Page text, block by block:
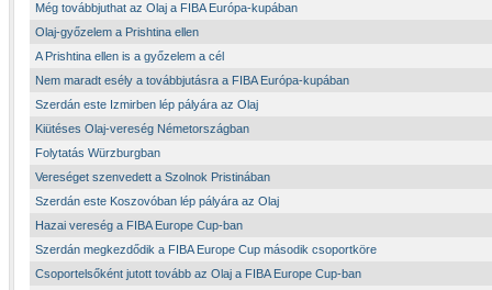
Még továbbjuthat az Olaj a FIBA Európa-kupában
Olaj-győzelem a Prishtina ellen
A Prishtina ellen is a győzelem a cél
Nem maradt esély a továbbjutásra a FIBA Európa-kupában
Szerdán este Izmirben lép pályára az Olaj
Kiütéses Olaj-vereség Németországban
Folytatás Würzburgban
Vereséget szenvedett a Szolnok Pristinában
Szerdán este Koszovóban lép pályára az Olaj
Hazai vereség a FIBA Europe Cup-ban
Szerdán megkezdődik a FIBA Europe Cup második csoportköre
Csoportelsőként jutott tovább az Olaj a FIBA Europe Cup-ban